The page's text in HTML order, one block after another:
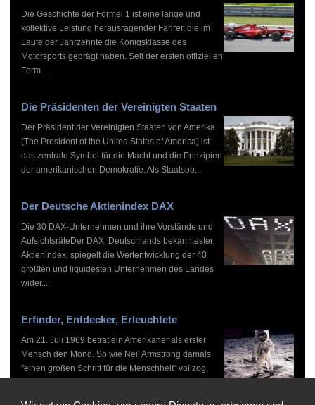
Die Geschichte der Formel 1 ist eine lange und
kollektive Leistung herausragender Fahrer, die im
Laufe der Jahrzehnte die Königsklasse des
Motorsports geprägt haben. Seit der ersten offiziellen
Form...
Die Präsidenten der Vereinigten Staaten
Der Präsident der Vereinigten Staaten von Amerika
(The President of the United States of America) ist
das zentrale Symbol für die Macht und die Prinzipien
der amerikanischen Demokratie. Als Staatsob...
Der Deutsche Aktienindex DAX
Die 30 DAX-Unternehmen und ihre Vorstände und
AufsichtsräteDer DAX, Deutschlands bekanntester
Aktienindex, spiegelt die Wertentwicklung der 40
größten und liquidesten Unternehmen des Landes
wider....
Erfinder, Entdecker, Erleuchtete
Am 21. Juli 1969 betrat ein Amerikaner als erster
Mensch den Mond. So wie Neil Armstrong damals
"einen großen Schritt für die Menschheit" vollzog,